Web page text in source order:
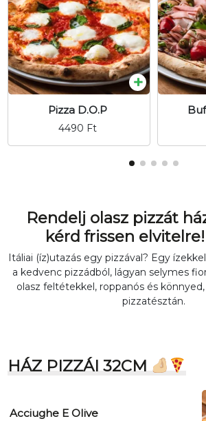
Pizza D.O.P
4490 Ft
Rendelj olasz pizzát
kérd frissen elvitelre!
Itáliai (íz)utazás egy pizzával? Egy
a kedvenc pizzádból, lágyan selymes
olasz feltétekkel, roppanós és
pizzatésztán.
HÁZ PIZZÁI 32CM
Acciughe E Olive